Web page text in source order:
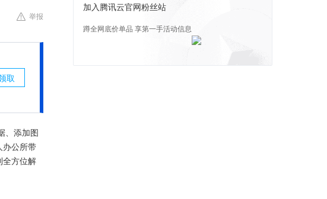
举报
取
、添加图
办公所带
全方位解
加入腾讯云官网粉丝站
蹲全网底价单品 享第一手活动信息